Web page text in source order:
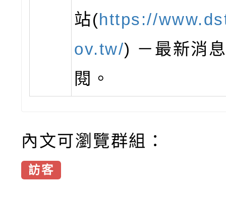
站(https://
ov.tw/) －最新消
閱。
內文可瀏覽群組：
訪客